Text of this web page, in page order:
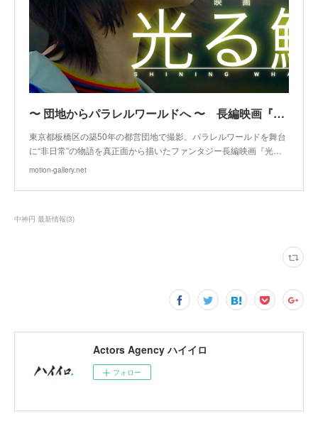
〜 団地からパラレルワールドへ 〜 長編映画『光る鯨』劇場公開サポーター募集プロジェクト | MOTION GALLERY
東京都板橋区の築50年の都営団地で撮影。パラレルワールドを舞台
に“非日常”の物語を真正面から描いたファンタジー長編映画『光…
motion-gallery.net
中神円 最新情報(3)
Actors Agency ハイイロ
フォロー